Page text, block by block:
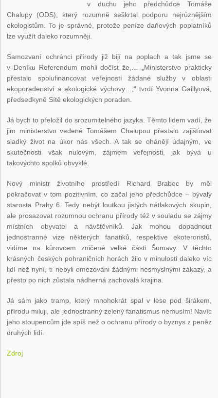
v duchu jeho předchůdce Tomáše
Chalupy (ODS), který rozumně seškrtal podporu nejrůznějším
ekologistům. To je správné, protože peníze daňových poplatníků
lze využít daleko rozumněji.
Samozvaní ochránci přírody již bijí na poplach a tak jsme se
v Deníku Referendum mohli dočíst že,… „Ministerstvo prakticky
přestalo spolufinancovat veřejností žádané služby v oblasti
ekoporadenství a ekologické výchovy…,“ tvrdí Yvonna Gaillyová,
předsedkyně Sítě ekologických poraden.
Já bych to přeložil do srozumitelného jazyka. Těmto lidem vadí, že
jim ministerstvo vedené Tomášem Chalupou přestalo zajišťovat
sladký život na úkor nás všech. A tak se ohánějí údajným, ve
skutečnosti však nulovým, zájmem veřejnosti, jak bývá u
takovýchto spolků obvyklé.
Nový ministr životního prostředí Richard Brabec by měl
pokračovat v tom pozitivním, co začal jeho předchůdce – bývalý
starosta Prahy 6. Tedy nebýt loutkou jistých nátlakových skupin,
ale prosazovat rozumnou ochranu přírody též v souladu se zájmy
místních obyvatel a návštěvníků. Jak mohou dopadnout
jednostranné vize některých fanatiků, respektive ekoteroristů,
vidíme na kůrovcem zničené velké části Šumavy. V těchto
krásných českých pohraničních horách žilo v minulosti daleko víc
lidí než nyní, ti nebyli omezováni žádnými nesmyslnými zákazy, a
přesto po nich zůstala nádherná zachovalá krajina.
Já sám jako tramp, který mnohokrát spal v lese pod širákem,
přírodu miluji, ale jednostranný zelený fanatismus nemusím! Navíc
jeho stoupencům jde spíš než o ochranu přírody o byznys z peněz
druhých lidí.
Zdroj